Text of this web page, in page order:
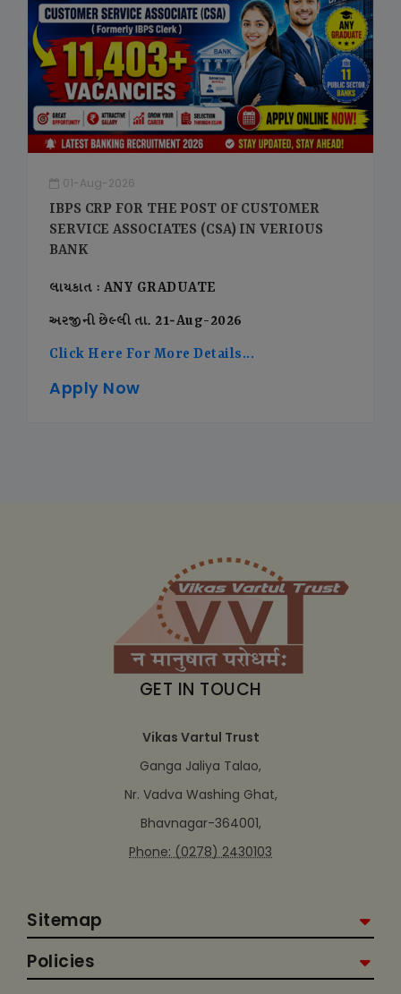
01-Aug-2026
IBPS CRP FOR THE POST OF CUSTOMER
SERVICE ASSOCIATES (CSA) IN VERIOUS
BANK
લાયકાત : ANY GRADUATE
અરજીની છેલ્લી તા. 21-Aug-2026
Click Here For More Details...
Apply Now
GET IN TOUCH
Vikas Vartul Trust
Ganga Jaliya Talao,
Nr. Vadva Washing Ghat,
Bhavnagar-364001,
Phone: (0278) 2430103
Sitemap
Policies